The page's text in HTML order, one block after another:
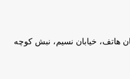
هاتف، خیابان نسیم، نبش کوچه